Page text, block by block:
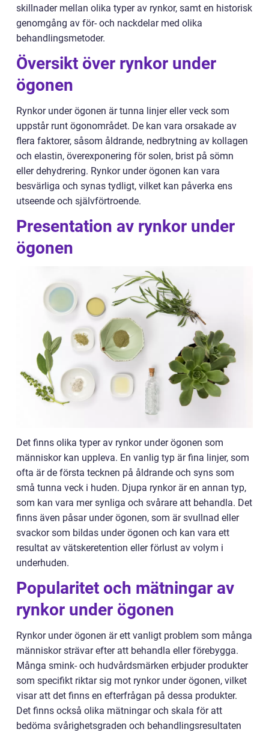
skillnader mellan olika typer av rynkor, samt en historisk
genomgång av för- och nackdelar med olika
behandlingsmetoder.
Översikt över rynkor under
ögonen
Rynkor under ögonen är tunna linjer eller veck som
uppstår runt ögonområdet. De kan vara orsakade av
flera faktorer, såsom åldrande, nedbrytning av kollagen
och elastin, överexponering för solen, brist på sömn
eller dehydrering. Rynkor under ögonen kan vara
besvärliga och synas tydligt, vilket kan påverka ens
utseende och självförtroende.
Presentation av rynkor under
ögonen
Det finns olika typer av rynkor under ögonen som
människor kan uppleva. En vanlig typ är fina linjer, som
ofta är de första tecknen på åldrande och syns som
små tunna veck i huden. Djupa rynkor är en annan typ,
som kan vara mer synliga och svårare att behandla. Det
finns även påsar under ögonen, som är svullnad eller
svackor som bildas under ögonen och kan vara ett
resultat av vätskeretention eller förlust av volym i
underhuden.
Popularitet och mätningar av
rynkor under ögonen
Rynkor under ögonen är ett vanligt problem som många
människor strävar efter att behandla eller förebygga.
Många smink- och hudvårdsmärken erbjuder produkter
som specifikt riktar sig mot rynkor under ögonen, vilket
visar att det finns en efterfrågan på dessa produkter.
Det finns också olika mätningar och skala för att
bedöma svårighetsgraden och behandlingsresultaten